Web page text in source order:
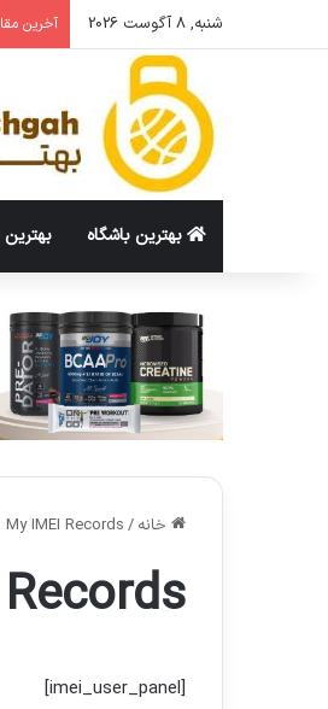
شنبه, 8 آگوست 2026 آخرین
بهترین باشگاه
خانه /
My IMEI Records
[imei_user_panel]